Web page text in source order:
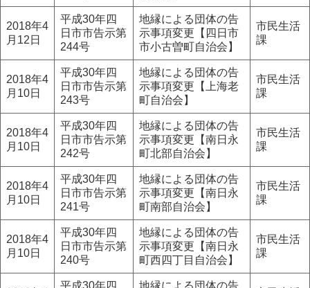
2018年4
月12日
平成30年四
日市市告示第
244号
地縁による団体の告
示事項変更【四日市
市小古曽町自治会】
市民生活
課
2018年4
月10日
平成30年四
日市市告示第
243号
地縁による団体の告
示事項変更【上海老
町自治会】
市民生活
課
2018年4
月10日
平成30年四
日市市告示第
242号
地縁による団体の告
示事項変更【南日永
町北部自治会】
市民生活
課
2018年4
月10日
平成30年四
日市市告示第
241号
地縁による団体の告
示事項変更【南日永
町南部自治会】
市民生活
課
2018年4
月10日
平成30年四
日市市告示第
240号
地縁による団体の告
示事項変更【南日永
町西四丁目自治会】
市民生活
課
平成30年四
地縁による団体の告